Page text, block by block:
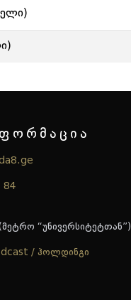
84
“უნივერსიტეტთან”)
/ ჰოლდინგი